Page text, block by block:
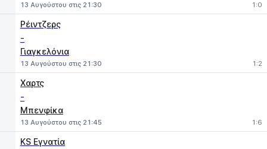
13 Αυγούστου στις 21:30 1:0
Ρέιντζερς
-
Γιαγκελόνια
13 Αυγούστου στις 21:30 1:2
Χαρτς
-
Μπενφίκα
13 Αυγούστου στις 21:45 1:6
KS Εγνατία